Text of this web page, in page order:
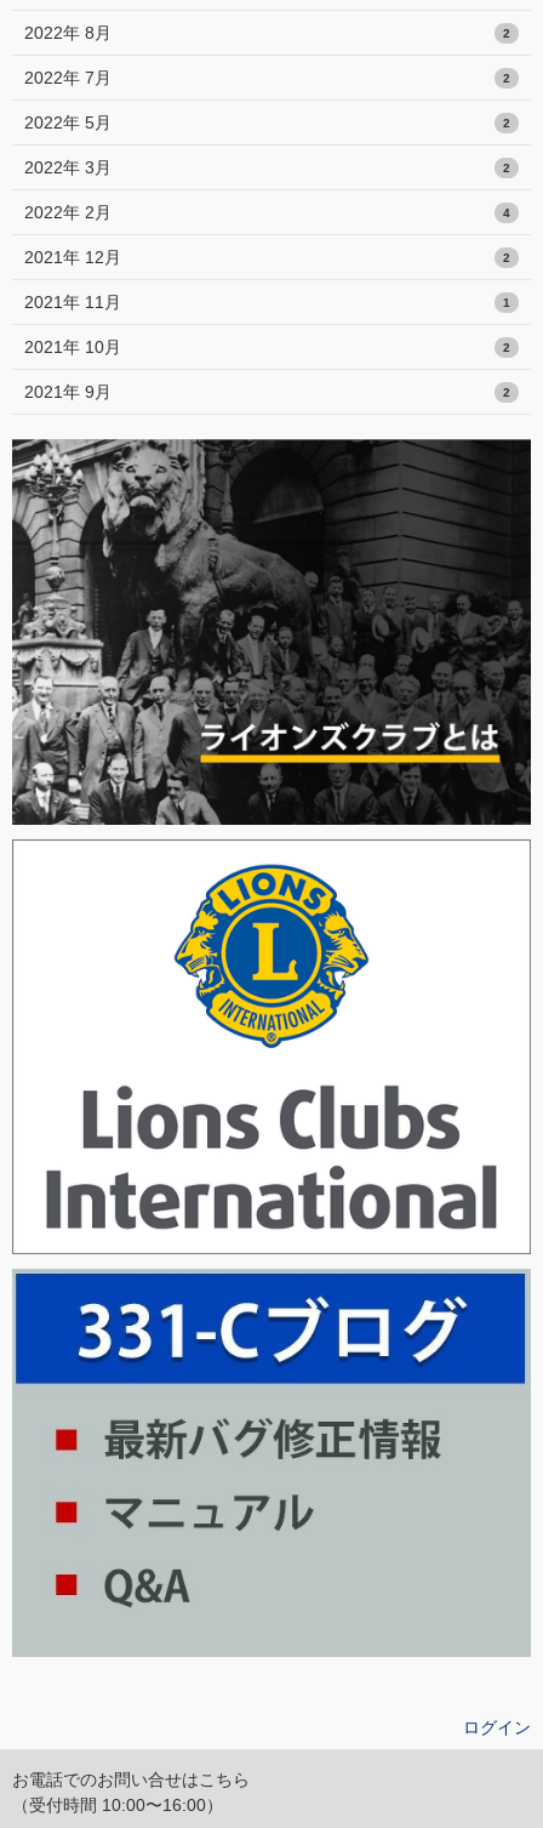
2022年 8月 2
2022年 7月 2
2022年 5月 2
2022年 3月 2
2022年 2月 4
2021年 12月 2
2021年 11月 1
2021年 10月 2
2021年 9月 2
ログイン
お電話でのお問い合せはこちら
（受付時間 10:00〜16:00）